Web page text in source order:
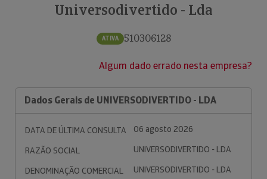
Universodivertido - Lda
ATIVA 510306128
Algum dado errado nesta empresa?
Dados Gerais de UNIVERSODIVERTIDO - LDA
DATA DE ÚLTIMA CONSULTA
06 agosto 2026
RAZÃO SOCIAL
UNIVERSODIVERTIDO - LDA
DENOMINAÇÃO COMERCIAL
UNIVERSODIVERTIDO - LDA